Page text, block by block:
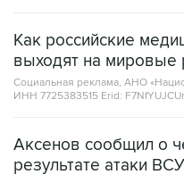
Как российские
выходят на мировые
Социальная реклама, АНО
ИНН 7725383515 Erid:
Аксенов сообщил о
результате атаки